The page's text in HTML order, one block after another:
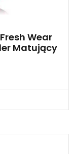
Wear
Matujący